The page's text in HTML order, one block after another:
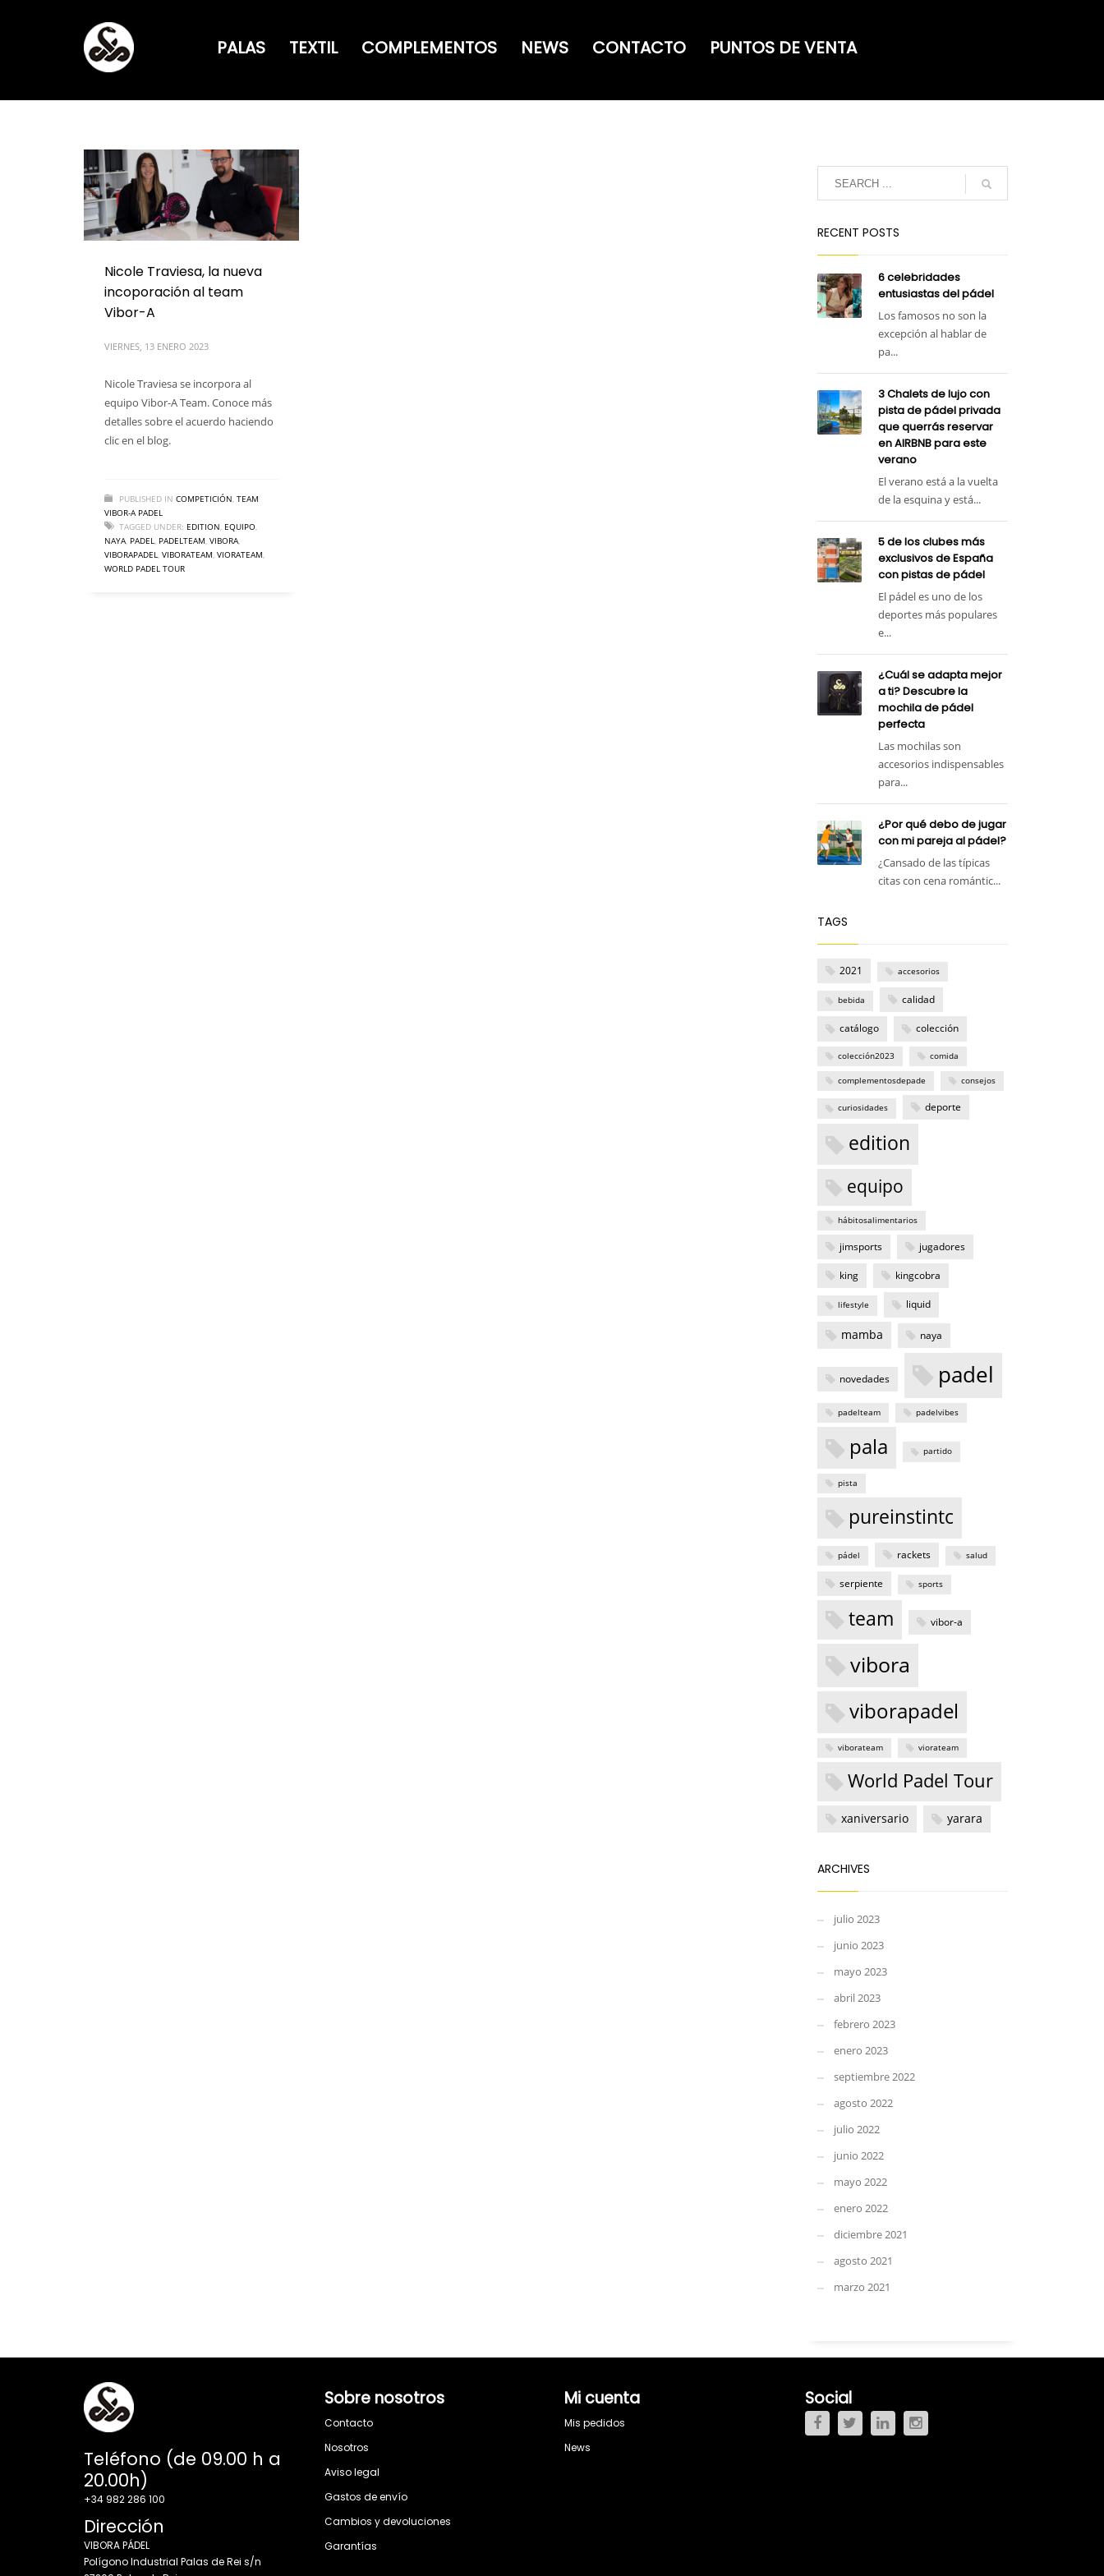
PALAS TEXTIL COMPLEMENTOS NEWS CONTACTO PUNTOS DE VENTA
Nicole Traviesa, la nueva
incoporación al team
Vibor-A
VIERNES, 13 ENERO 2023
Nicole Traviesa se incorpora al
equipo Vibor-A Team. Conoce más
detalles sobre el acuerdo haciendo
clic en el blog.
PUBLISHED IN COMPETICIÓN TEAM
VIBOR-A PADEL
TAGGED UNDER: EDITION EQUIPO
NAYA PADEL PADELTEAM VIBORA
VIBORAPADEL VIBORATEAM VIORATEAM
WORLD PADEL TOUR
RECENT POSTS
6 celebridades
entusiastas del pádel
Los famosos no son la
excepción al hablar de
pa...
3 Chalets de lujo con
pista de pádel privada
que querrás reservar
en AIRBNB para este
verano
El verano está a la vuelta
de la esquina y está...
5 de los clubes más
exclusivos de España
con pistas de pádel
El pádel es uno de los
deportes más populares
e...
¿Cuál se adapta mejor
a ti? Descubre la
mochila de pádel
perfecta
Las mochilas son
accesorios indispensables
para...
¿Por qué debo de jugar
con mi pareja al pádel?
¿Cansado de las típicas
citas con cena romántic...
TAGS
2021 accesorios
bebida calidad
catálogo colección
colección2023 comida
complementosdepade consejos
curiosidades deporte
edition
equipo
hábitosalimentarios
jimsports jugadores
king kingcobra
lifestyle liquid
mamba naya
novedades padel
padelteam padelvibes
pala partido
pista
pureinstintc
pádel rackets salud
serpiente sports
team vibor-a
vibora
viborapadel
viborateam viorateam
World Padel Tour
xaniversario yarara
ARCHIVES
julio 2023
junio 2023
mayo 2023
abril 2023
febrero 2023
enero 2023
septiembre 2022
agosto 2022
julio 2022
junio 2022
mayo 2022
enero 2022
diciembre 2021
agosto 2021
marzo 2021
Teléfono (de 09.00 h a
20.00h)
+34 982 286 100
Dirección
VIBORA PÁDEL
Polígono Industrial Palas de Rei s/n
Sobre nosotros
Contacto
Nosotros
Aviso legal
Gastos de envío
Cambios y devoluciones
Garantías
Mi cuenta
Mis pedidos
News
Social